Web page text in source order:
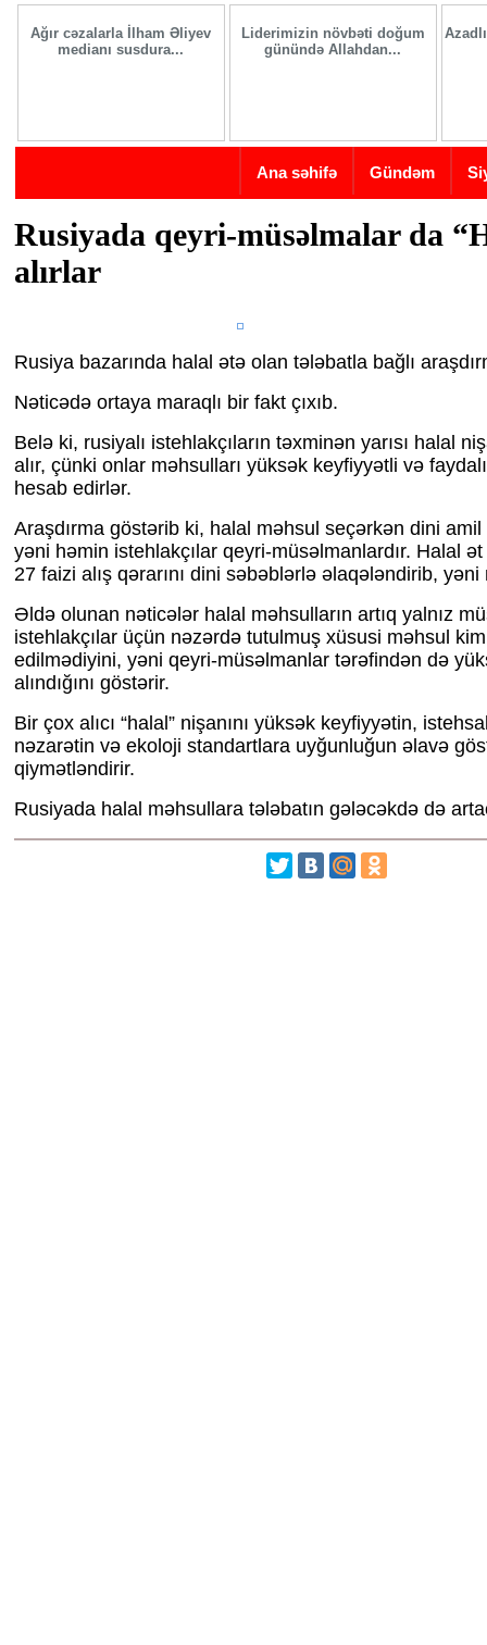
Skip to main content
Ağır cəzalarla İlham Əliyev
medianı susdura...
Liderimizin növbəti doğum
günündə Allahdan...
Ana səhifə Gündəm
Rusiyada qeyri-müsəlmalar da
alırlar
Rusiya bazarında halal ətə olan tələbatla bağlı
Nəticədə ortaya maraqlı bir fakt çıxıb.
Belə ki, rusiyalı istehlakçıların təxminən yarısı halal
alır, çünki onlar məhsulları yüksək keyfiyyətli və
hesab edirlər.
Araşdırma göstərib ki, halal məhsul seçərkən dini amil
yəni həmin istehlakçılar qeyri-müsəlmanlardır. Halal ət
27 faizi alış qərarını dini səbəblərlə əlaqələndirib, yəni
Əldə olunan nəticələr halal məhsulların artıq yalnız
istehlakçılar üçün nəzərdə tutulmuş xüsusi məhsul
edilmədiyini, yəni qeyri-müsəlmanlar tərəfindən də
alındığını göstərir.
Bir çox alıcı “halal” nişanını yüksək keyfiyyətin,
nəzarətin və ekoloji standartlara uyğunluğun əlavə
qiymətləndirir.
Rusiyada halal məhsullara tələbatın gələcəkdə də